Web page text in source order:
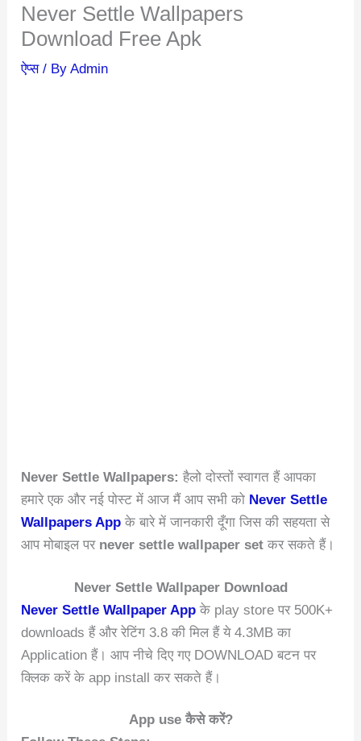
Never Settle Wallpapers
Download Free Apk
ऐप्स/ ByAdmin
Never Settle Wallpapers: हैलो दोस्तों स्वागत हैं आपका
हमारे एक और नई पोस्ट में आज मैं आप सभी को Never Settle
Wallpapers App के बारे में जानकारी दूँगा जिस की सहयता से
आप मोबाइल परnever settle wallpaper set कर सकते हैं।
Never Settle Wallpaper Download
Never Settle Wallpaper App के play store पर 500K+
downloads हैं और रेटिंग 3.8 की मिल हैं ये 4.3MB का
Application हैं। आप नीचे दिए गए DOWNLOAD बटन पर
क्लिक करें के app install कर सकते हैं।
App use कैसे करें?